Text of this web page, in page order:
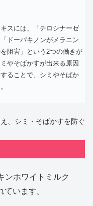
スには、「チロシナーゼ
ドーパキノンがメラニン
阻害」という2つの働きが
やそばかすが出来る原因
ることで、シミやそばか
、シミ・そばかすを防ぐ
ンホワイトミルク
います。